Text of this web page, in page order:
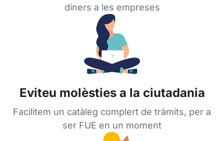
diners a les empreses
Eviteu molèsties a la ciutadania
Facilitem un catàleg complert de tràmits, per a
ser FUE en un moment